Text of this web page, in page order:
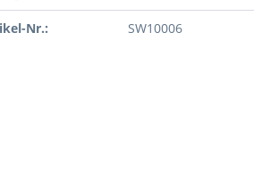
Nr.: SW10006